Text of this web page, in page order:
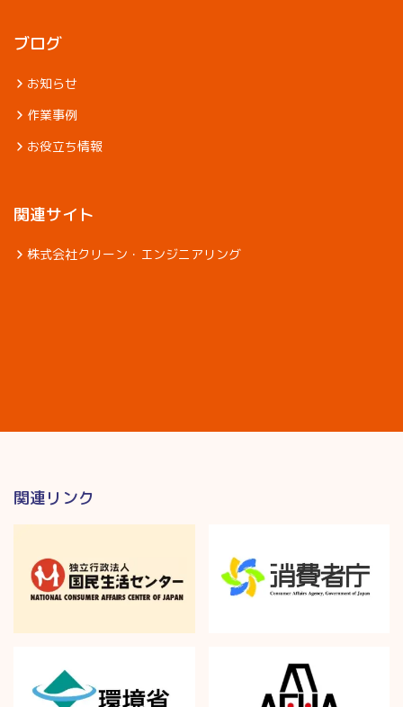
ブログ
お知らせ
作業事例
お役立ち情報
関連サイト
株式会社クリーン・エンジニアリング
関連リンク